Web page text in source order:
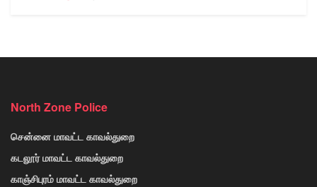
North Zone Police
சென்னை மாவட்ட காவல்துறை
கடலூர் மாவட்ட காவல்துறை
காஞ்சிபுரம் மாவட்ட காவல்துறை